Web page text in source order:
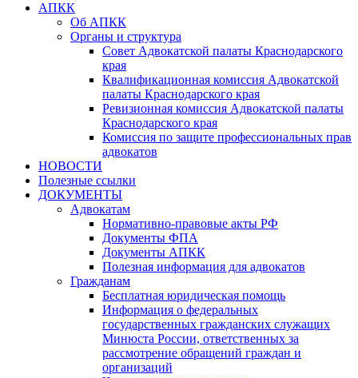
АПКК
Об АПКК
Органы и структура
Совет Адвокатской палаты Краснодарского
края
Квалификационная комиссия Адвокатской
палаты Краснодарского края
Ревизионная комиссия Адвокатской палаты
Краснодарского края
Комиссия по защите профессиональных прав
адвокатов
НОВОСТИ
Полезные ссылки
ДОКУМЕНТЫ
Адвокатам
Нормативно-правовые акты РФ
Документы ФПА
Документы АПКК
Полезная информация для адвокатов
Гражданам
Бесплатная юридическая помощь
Информация о федеральных
государственных гражданских служащих
Минюста России, ответственных за
рассмотрение обращений граждан и
организаций